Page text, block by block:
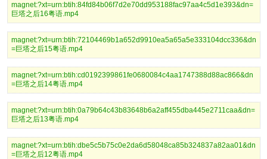
magnet:?xt=urn:btih:84fd84b06f7d2e70dd953188fac97aa4c5d1e393&dn=
巨塔之后16粤语.mp4
magnet:?xt=urn:btih:72104469b1a652d9910ea5a65a5e333104dcc336&dn
=巨塔之后15粤语.mp4
magnet:?xt=urn:btih:cd0192399861fe0680084c4aa1747388d88ac866&dn
=巨塔之后14粤语.mp4
magnet:?xt=urn:btih:0a79b64c43b83648b6a2aff455dba445e2711caa&dn=
巨塔之后13粤语.mp4
magnet:?xt=urn:btih:dbe5c5b75c0e2da6d58048ca85b324837a82aa01&dn
=巨塔之后12粤语.mp4